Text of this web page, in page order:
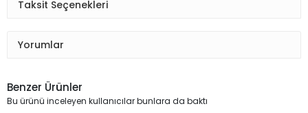
Taksit Seçenekleri
Yorumlar
Benzer Ürünler
Bu ürünü inceleyen kullanıcılar bunlara da baktı